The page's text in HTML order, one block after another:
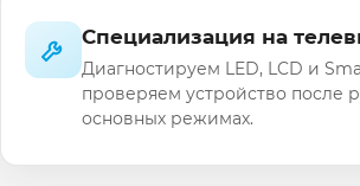
Специализация на
Диагностируем LED, LCD и
проверяем устройство после
основных режимах.